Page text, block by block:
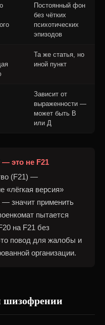
Постоянный фон
без чётких
психотических
эпизодов
Та же статья, но
иной пункт
Зависит от
выраженности —
может быть В
или Д
— это не F21
(F21) —
«лёгкая версия»
значит применить
пытается
на F21 без
повод для жалобы и
организации.
шизофрении